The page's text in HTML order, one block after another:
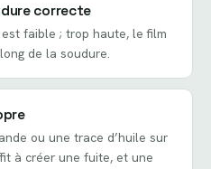
correcte
faible ; trop haute, le film
de la soudure.
ou une trace d’huile sur
à créer une fuite, et une